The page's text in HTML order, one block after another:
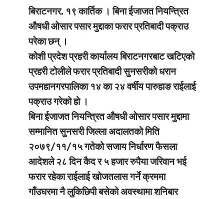
बिराटनगर, १९ कार्तिक । बिना ईजाजत नियन्त्रित
औषधी ओसार पसार मुद्दाका फरार प्रतिबादी पक्राउ
परेका छन् ।
कोशी प्रदेश प्रहरी कार्यालय बिराटनगरबाट खटिएको
प्रहरी टोलीले फरार प्रतिबादी सुनसरीको धरान
उपमहानगरपालिका १४ का २४ वर्षीय पारुहाङ राईलाई
पक्राउ गरेको हो ।
बिना ईजाजत नियन्त्रित औषधी ओसार पसार मुद्दामा
सम्मानित सुनसरी जिल्ला अदालतको मिति
२०७९/११/१५ गतेको सजाय निर्धारण फैसला
आदेशले २८ दिन कैद र ५ हजार रुपैया जरिवान भई
फरार रहेका राईलाई खोजतलास गर्ने क्रममा
गाँउघरमा नै लुकिछिपी बसेको अवस्थामा शनिबार